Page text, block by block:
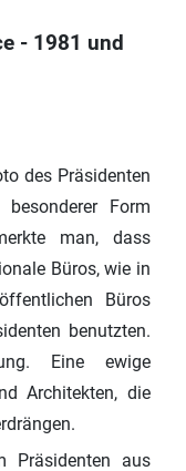
- 1981 und
des Präsidenten
Form
man, dass
Büros, wie in
Büros
benutzten.
Eine ewige
Architekten, die
Präsidenten aus